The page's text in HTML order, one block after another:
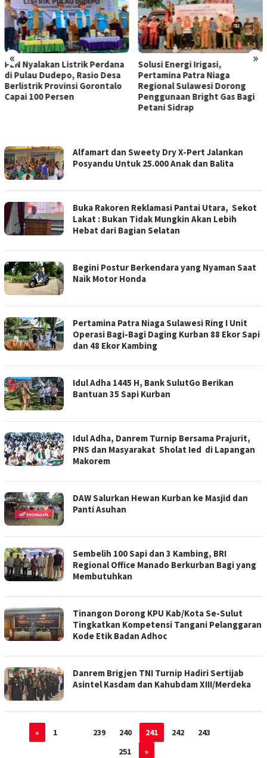
« »
PLN Nyalakan Listrik Perdana
di Pulau Dudepo, Rasio Desa
Berlistrik Provinsi Gorontalo
Capai 100 Persen
Solusi Energi Irigasi,
Pertamina Patra Niaga
Regional Sulawesi Dorong
Penggunaan Bright Gas Bagi
Petani Sidrap
KORAN
MANADO
NEWS
Alfamart dan Sweety Dry X-Pert Jalankan
Posyandu Untuk 25.000 Anak dan Balita
Buka Rakoren Reklamasi Pantai Utara, Sekot
Lakat : Bukan Tidak Mungkin Akan Lebih
Hebat dari Bagian Selatan
Begini Postur Berkendara yang Nyaman Saat
Naik Motor Honda
Pertamina Patra Niaga Sulawesi Ring I Unit
Operasi Bagi-Bagi Daging Kurban 88 Ekor Sapi
dan 48 Ekor Kambing
Idul Adha 1445 H, Bank SulutGo Berikan
Bantuan 35 Sapi Kurban
Idul Adha, Danrem Turnip Bersama Prajurit,
PNS dan Masyarakat Sholat Ied di Lapangan
Makorem
DAW Salurkan Hewan Kurban ke Masjid dan
Panti Asuhan
Sembelih 100 Sapi dan 3 Kambing, BRI
Regional Office Manado Berkurban Bagi yang
Membutuhkan
Tinangon Dorong KPU Kab/Kota Se-Sulut
Tingkatkan Kompetensi Tangani Pelanggaran
Kode Etik Badan Adhoc
Danrem Brigjen TNI Turnip Hadiri Sertijab
Asintel Kasdam dan Kahubdam XIII/Merdeka
« 1 239 240 241 242 243
251
»